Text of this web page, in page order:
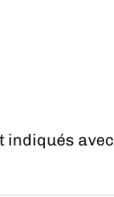
indiqués avec